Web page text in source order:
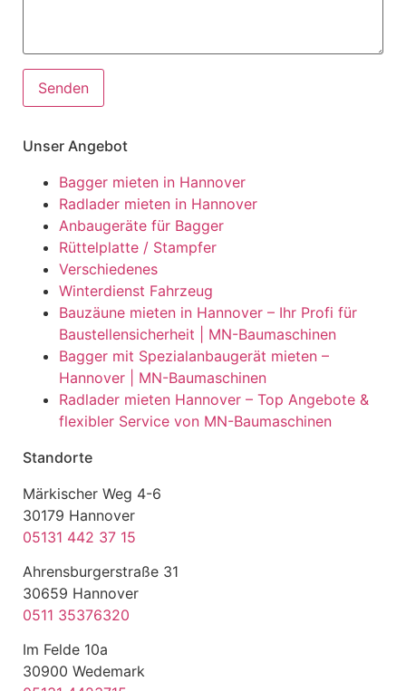
Unser Angebot
Bagger mieten in Hannover
Radlader mieten in Hannover
Anbaugeräte für Bagger
Rüttelplatte / Stampfer
Verschiedenes
Winterdienst Fahrzeug
Bauzäune mieten in Hannover – Ihr Profi für
Baustellensicherheit | MN-Baumaschinen
Bagger mit Spezialanbaugerät mieten –
Hannover | MN-Baumaschinen
Radlader mieten Hannover – Top Angebote &
flexibler Service von MN-Baumaschinen
Standorte
Märkischer Weg 4-6
30179 Hannover
05131 442 37 15
Ahrensburgerstraße 31
30659 Hannover
0511 35376320
Im Felde 10a
30900 Wedemark